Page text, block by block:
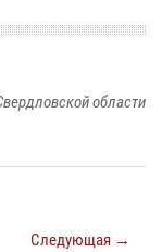
области
Следующая →